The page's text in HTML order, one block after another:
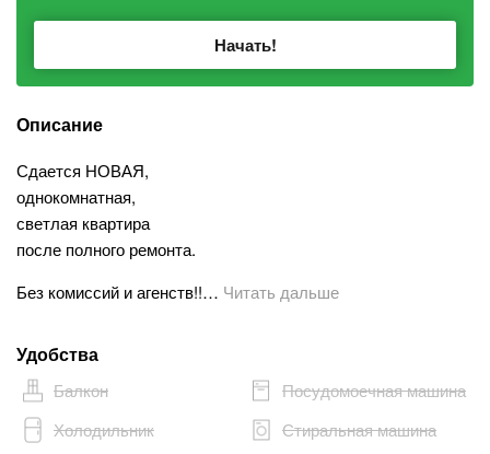
Начать!
Описание
Сдается НОВАЯ,
однокомнатная,
светлая квартира
после полного ремонта.
Без комиссий и агенств!!… Читать дальше
Удобства
Балкон
Посудомоечная машина
Холодильник
Стиральная машина